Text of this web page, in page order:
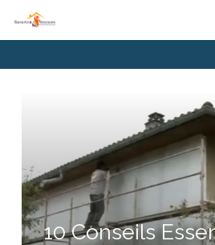
10 Conseils